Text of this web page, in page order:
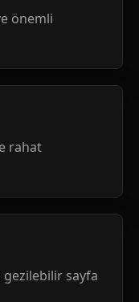
önemli
rahat
gezilebilir sayfa